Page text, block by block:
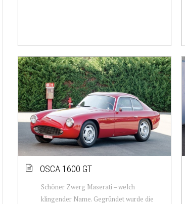
OSCA 1600 GT
Schöner Zwerg Maserati – welch
klingender Name. Gegründet wurde die